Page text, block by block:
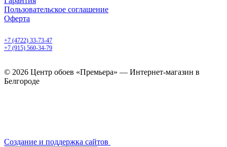
Пользовательское соглашение
Оферта
+7 (4722) 33-73-47
+7 (915) 560-34-79
© 2026 Центр обоев «Премьера» — Интернет-магазин в
Белгороде
Создание и поддержка сайтов